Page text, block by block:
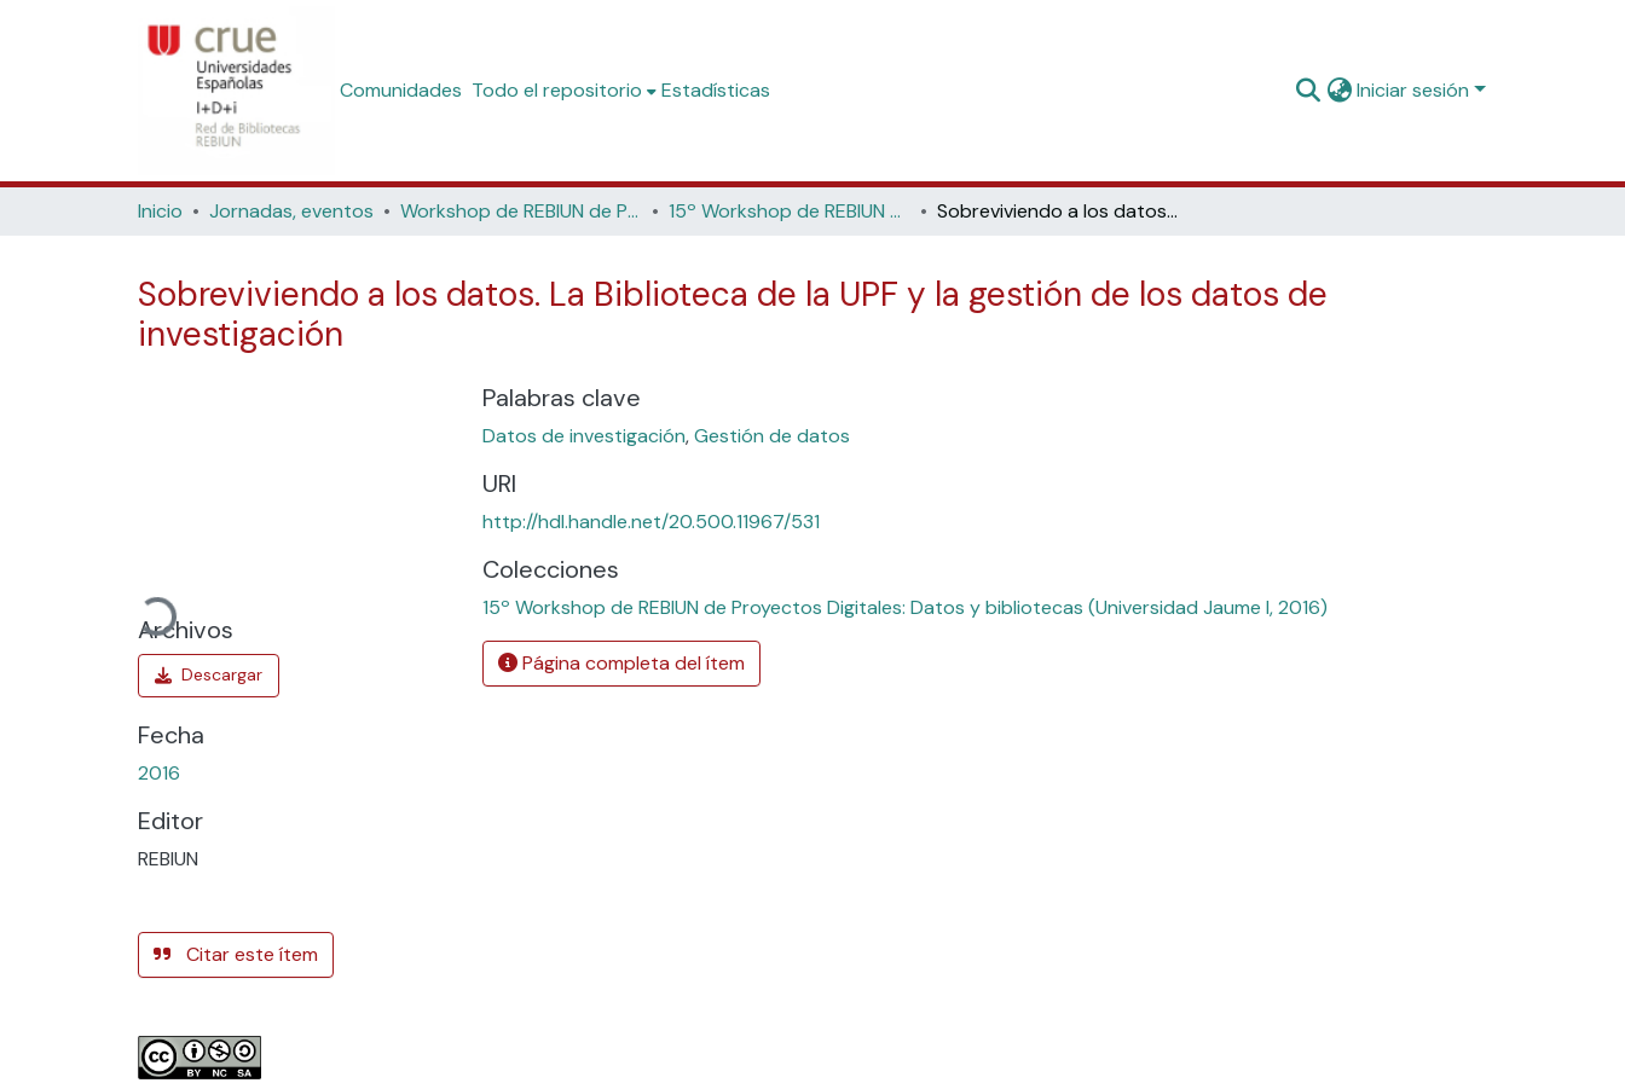
Comunidades Todo el repositorio Estadísticas Iniciar sesión
Inicio Jornadas, eventos Workshop de REBIUN de Proyectos Digitales 15º Workshop de REBIUN de Proyectos Digitales: Datos y bibliotecas (Universidad Jaume I, 2016) Sobreviviendo a los datos. La Biblioteca de la UPF y la gestión de los datos de investigación
Sobreviviendo a los datos. La Biblioteca de la UPF y la gestión de los datos de
investigación
Cargando...
Archivos
Fecha
2016
Editor
REBIUN
Citar este ítem
Palabras clave
Datos de investigación,Gestión de datos
URI
http://hdl.handle.net/20.500.11967/531
Colecciones
15º Workshop de REBIUN de Proyectos Digitales: Datos y bibliotecas (Universidad Jaume I, 2016)
Página completa del ítem